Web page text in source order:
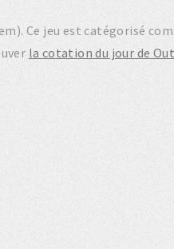
Ce jeu est catégorisé
la cotation du jour de